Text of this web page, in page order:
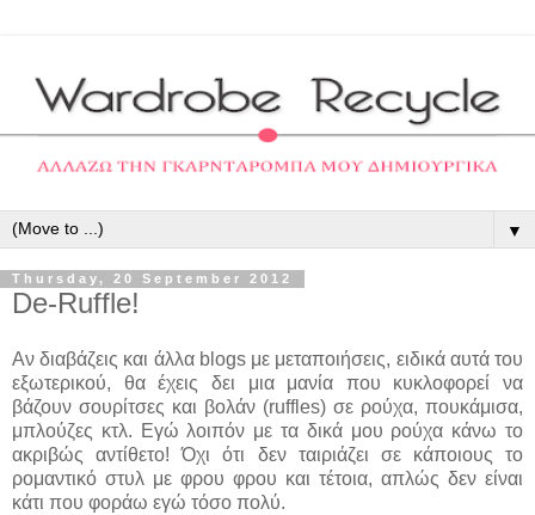
▼
Thursday, 20 September 2012
De-Ruffle!
Αν διαβάζεις και άλλα blogs με μεταποιήσεις, ειδικά αυτά του
εξωτερικού, θα έχεις δει μια μανία που κυκλοφορεί να
βάζουν σουρίτσες και βολάν (ruffles) σε ρούχα, πουκάμισα,
μπλούζες κτλ. Εγώ λοιπόν με τα δικά μου ρούχα κάνω το
ακριβώς αντίθετο! Όχι ότι δεν ταιριάζει σε κάποιους το
ρομαντικό στυλ με φρου φρου και τέτοια, απλώς δεν είναι
κάτι που φοράω εγώ τόσο πολύ.